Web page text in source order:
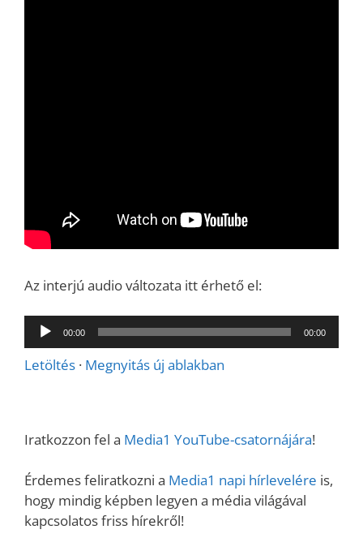
Az interjú audio változata itt érhető el:
Audió
lejátszó
00:00 00:00
Letöltés · Megnyitás új ablakban
Iratkozzon fel a Media1 YouTube-csatornájára!
Érdemes feliratkozni a Media1 napi hírlevelére is,
hogy mindig képben legyen a média világával
kapcsolatos friss hírekről!